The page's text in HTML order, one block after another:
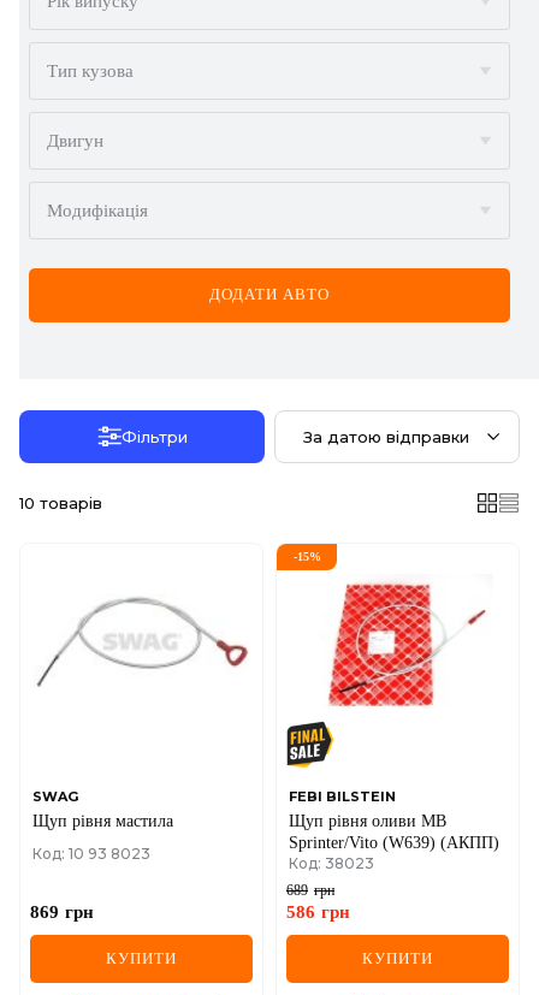
BMW
BYD
CADILLAC
CHERY
CHEVROLET
CHRYSLER
FIAT
FORD
GMC
HAVAL
Тип кузова
Двигун
Модифікація
ДОДАТИ АВТО
Фільтри За датою відправки
10 товарів
SWAG
Щуп рівня мастила
Код: 10 93 8023
869 грн
КУПИТИ
-15%
FEBI BILSTEIN
Щуп рівня оливи MB
Sprinter/Vito (W639) (АКПП)
Код: 38023
689 грн
586 грн
КУПИТИ